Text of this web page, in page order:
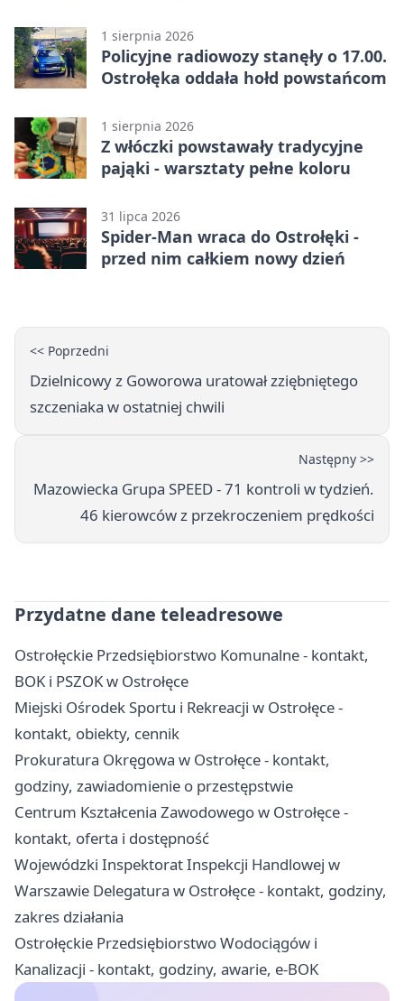
wykonawcę?
1 sierpnia 2026
Policyjne radiowozy stanęły o 17.00.
Ostrołęka oddała hołd powstańcom
1 sierpnia 2026
Z włóczki powstawały tradycyjne
pająki - warsztaty pełne koloru
31 lipca 2026
Spider-Man wraca do Ostrołęki -
przed nim całkiem nowy dzień
<< Poprzedni
Dzielnicowy z Goworowa uratował zziębniętego
szczeniaka w ostatniej chwili
Następny >>
Mazowiecka Grupa SPEED - 71 kontroli w tydzień.
46 kierowców z przekroczeniem prędkości
Przydatne dane teleadresowe
Ostrołęckie Przedsiębiorstwo Komunalne - kontakt,
BOK i PSZOK w Ostrołęce
Miejski Ośrodek Sportu i Rekreacji w Ostrołęce -
kontakt, obiekty, cennik
Prokuratura Okręgowa w Ostrołęce - kontakt,
godziny, zawiadomienie o przestępstwie
Centrum Kształcenia Zawodowego w Ostrołęce -
kontakt, oferta i dostępność
Wojewódzki Inspektorat Inspekcji Handlowej w
Warszawie Delegatura w Ostrołęce - kontakt, godziny,
zakres działania
Ostrołęckie Przedsiębiorstwo Wodociągów i
Kanalizacji - kontakt, godziny, awarie, e-BOK